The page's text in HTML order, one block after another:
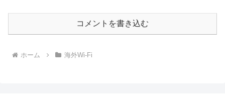
コメントを書き込む
ホーム 海外Wi-Fi